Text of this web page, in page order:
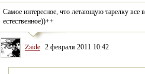
Самое интересное, что летающую тарелку все
естественное))++
Zaide 2 февраля 2011 10:42